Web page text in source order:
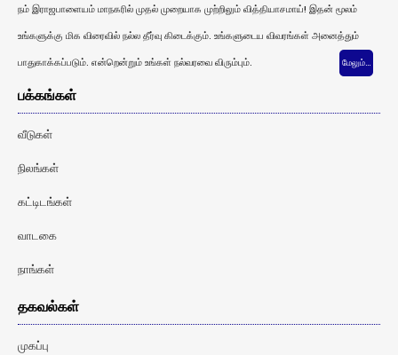
நம் இராஜபாளையம் மாநகரில் முதல் முறையாக முற்றிலும் வித்தியாசமாய்! இதன் மூலம்
உங்களுக்கு மிக விரைவில் நல்ல தீர்வு கிடைக்கும். உங்களுடைய விவரங்கள் அனைத்தும்
பாதுகாக்கப்படும். என்றென்றும் உங்கள் நல்வரவை விரும்பும்.
மேலும்…
பக்கங்கள்
வீடுகள்
நிலங்கள்
கட்டிடங்கள்
வாடகை
நாங்கள்
தகவல்கள்
முகப்பு